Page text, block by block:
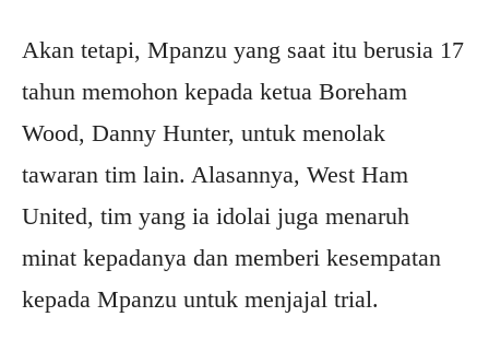
Akan tetapi, Mpanzu yang saat itu berusia 17
tahun memohon kepada ketua Boreham
Wood, Danny Hunter, untuk menolak
tawaran tim lain. Alasannya, West Ham
United, tim yang ia idolai juga menaruh
minat kepadanya dan memberi kesempatan
kepada Mpanzu untuk menjajal trial.